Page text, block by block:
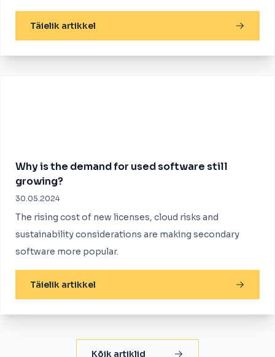
Täielik artikkel
Why is the demand for used software still
growing?
30.05.2024
The rising cost of new licenses, cloud risks and
sustainability considerations are making secondary
software more popular.
Täielik artikkel
Kõik artiklid